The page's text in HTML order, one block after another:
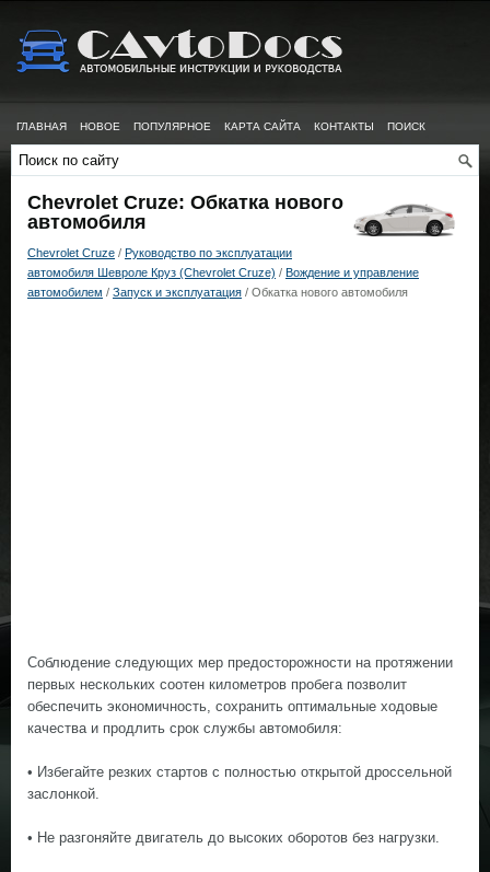
ГЛАВНАЯ НОВОЕ ПОПУЛЯРНОЕ КАРТА САЙТА КОНТАКТЫ ПОИСК
Chevrolet Cruze: Обкатка нового
автомобиля
Chevrolet Cruze / Руководство по эксплуатации
автомобиля Шевроле Круз (Chevrolet Cruze) / Вождение и управление
автомобилем / Запуск и эксплуатация / Обкатка нового автомобиля
Соблюдение следующих мер предосторожности на протяжении
первых нескольких соотен километров пробега позволит
обеспечить экономичность, сохранить оптимальные ходовые
качества и продлить срок службы автомобиля:
• Избегайте резких стартов с полностью открытой дроссельной
заслонкой.
• Не разгоняйте двигатель до высоких оборотов без нагрузки.